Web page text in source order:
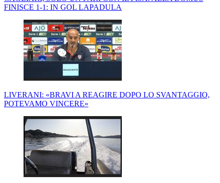
FINISCE 1-1: IN GOL LAPADULA
LIVERANI: «BRAVI A REAGIRE DOPO LO SVANTAGGIO,
POTEVAMO VINCERE»